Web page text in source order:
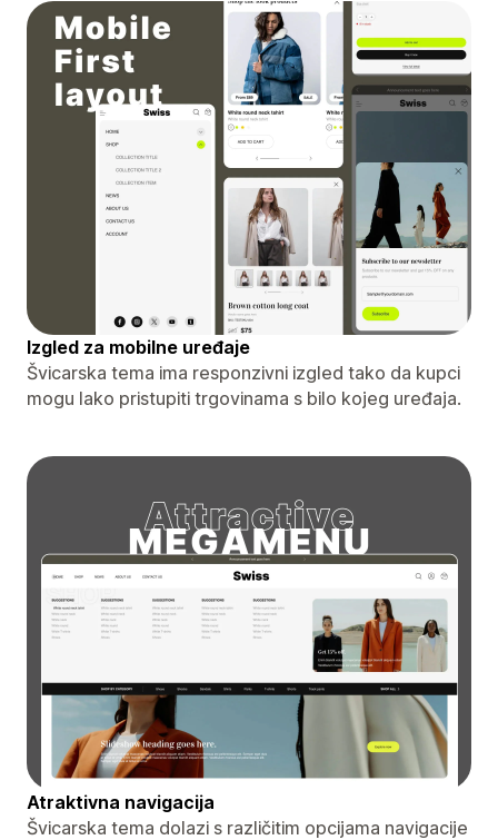
Izgled za mobilne uređaje
Švicarska tema ima responzivni izgled tako da kupci
mogu lako pristupiti trgovinama s bilo kojeg uređaja.
Atraktivna navigacija
Švicarska tema dolazi s različitim opcijama navigacije